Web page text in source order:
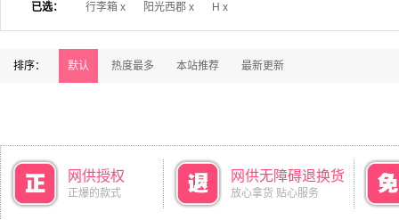
已选： 行李箱 x 阳光西郡 x H x
排序： 默认 热度最多 本站推荐 最新更新
网供授权
正爆的款式
网供无障碍退换货
放心拿货 贴心服务